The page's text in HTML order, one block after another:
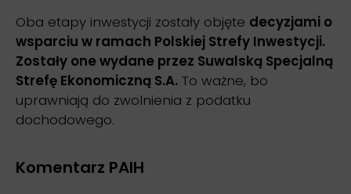
Oba etapy inwestycji zostały objęte decyzjami o
wsparciu w ramach Polskiej Strefy Inwestycji.
Zostały one wydane przez Suwalską Specjalną
Strefę Ekonomiczną S.A. To ważne, bo
uprawniają do zwolnienia z podatku
dochodowego.
Komentarz PAIH